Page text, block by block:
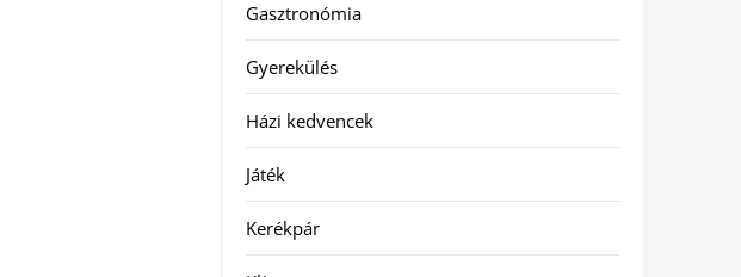
Gasztronómia
Gyerekülés
Házi kedvencek
Játék
Kerékpár